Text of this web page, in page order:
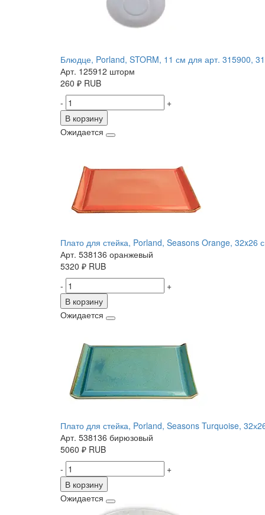
Блюдце, Porland, STORM, 11 см для арт. 315900,
Арт. 125912 шторм
260 ₽ RUB
-
+
В корзину
Ожидается
Плато для стейка, Porland, Seasons Orange, 32x26
Арт. 538136 оранжевый
5320 ₽ RUB
-
+
В корзину
Ожидается
Плато для стейка, Porland, Seasons Turquoise,
Арт. 538136 бирюзовый
5060 ₽ RUB
-
+
В корзину
Ожидается